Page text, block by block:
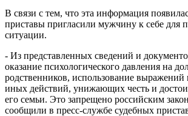
В связи с тем, что эта информация
приставы пригласили мужчину к себе для
ситуации.
- Из представленных сведений и
оказание психологического давления на
родственников, использование
иных действий, унижающих честь и
его семьи. Это запрещено российским
сообщили в пресс-службе судебных